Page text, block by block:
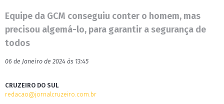
Equipe da GCM conseguiu conter o homem, mas
precisou algemá-lo, para garantir a segurança de
todos
06 de Janeiro de 2024 às 13:45
CRUZEIRO DO SUL
redacao@jornalcruzeiro.com.br